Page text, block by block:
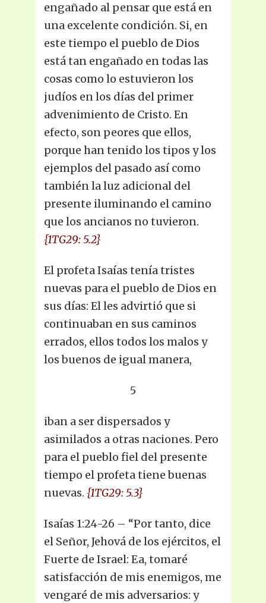
engañado al pensar que está en
una excelente condición. Si, en
este tiempo el pueblo de Dios
está tan engañado en todas las
cosas como lo estuvieron los
judíos en los días del primer
advenimiento de Cristo. En
efecto, son peores que ellos,
porque han tenido los tipos y los
ejemplos del pasado así como
también la luz adicional del
presente iluminando el camino
que los ancianos no tuvieron.
{1TG29: 5.2}
El profeta Isaías tenía tristes
nuevas para el pueblo de Dios en
sus días: El les advirtió que si
continuaban en sus caminos
errados, ellos todos los malos y
los buenos de igual manera,
5
iban a ser dispersados y
asimilados a otras naciones. Pero
para el pueblo fiel del presente
tiempo el profeta tiene buenas
nuevas. {1TG29: 5.3}
Isaías 1:24-26 – “Por tanto, dice
el Señor, Jehová de los ejércitos, el
Fuerte de Israel: Ea, tomaré
satisfacción de mis enemigos, me
vengaré de mis adversarios: y